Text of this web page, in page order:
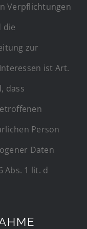
Verpflichtungen
die
zur
ist Art.
dass
Person
Daten
Abs. 1 lit. d